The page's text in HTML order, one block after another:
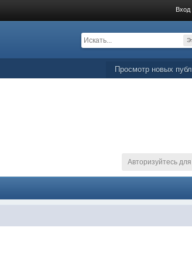
Вход
Просмотр новых
Авторизуйтесь